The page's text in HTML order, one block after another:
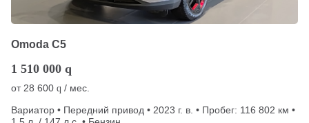
Omoda C5
1 510 000 q
от 28 600 q / мес.
Вариатор • Передний привод • 2023 г. в. • Пробег: 116 802 км •